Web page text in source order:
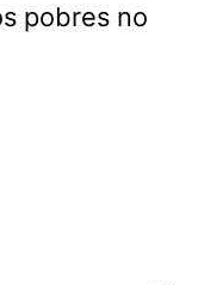
pobres no